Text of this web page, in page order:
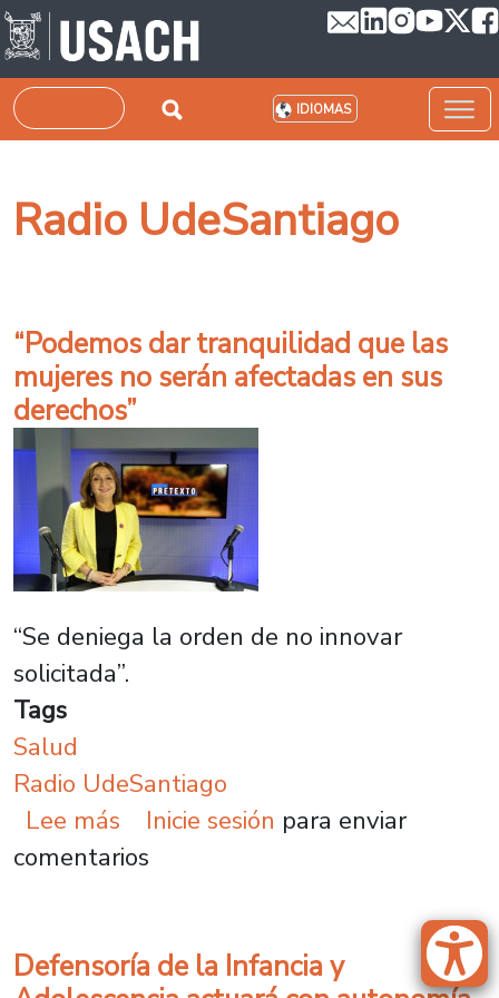
Pasar al contenido principal
Buscar IDIOMAS
Radio UdeSantiago
“Podemos dar tranquilidad que las
mujeres no serán afectadas en sus
derechos”
“Se deniega la orden de no innovar
solicitada”.
Tags
Salud
Radio UdeSantiago
Lee más sobre “Podemos dar
Inicie sesión para enviar
comentarios
Defensoría de la Infancia y